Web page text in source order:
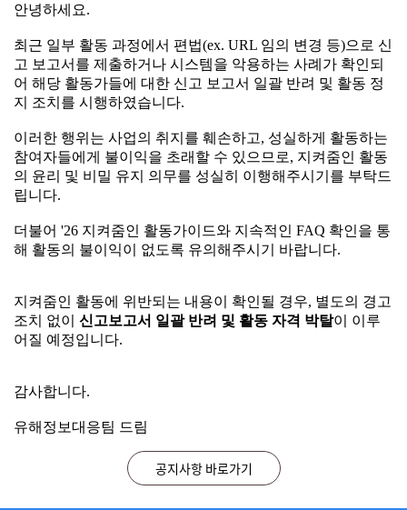
안녕하세요.
최근 일부 활동 과정에서 편법(ex. URL 임의 변경 등)으로 신
고 보고서를 제출하거나 시스템을 악용하는 사례가 확인되
어 해당 활동가들에 대한 신고 보고서 일괄 반려 및 활동 정
지 조치를 시행하였습니다.
이러한 행위는 사업의 취지를 훼손하고, 성실하게 활동하는
참여자들에게 불이익을 초래할 수 있으므로, 지켜줌인 활동
의 윤리 및 비밀 유지 의무를 성실히 이행해주시기를 부탁드
립니다.
더불어 '26 지켜줌인 활동가이드와 지속적인 FAQ 확인을 통
지켜줌인 활동에 위반되는 내용이 확인될 경우, 별도의 경고
조치 없이신고보고서 일괄 반려 및 활동 자격 박탈
감사합니다.
유해정보대응팀 드림
지켜줌인 활동 중 부정행위 적발 시 조치 안내
2026.07.29
★지켜줌인(人) 활동 시 지속적으로 FAQ 게시판을 확인해 주세요!
2026.03.23
시스템 오류 수정을 위한 SIMS 시스템 이용 일시중단 안내 ※ 26. 4. 15. (수) 18:00~18:10
2026.04.15
자주 묻는 질문(FAQ)
매체별 공식 URL 수집 방법 안내
디시인사이드 신고 유의사항 안내
지켜줌인 모니터링 사이트 안내
안녕하세요.
최근 일부 활동 과정에서 편법(ex. URL 임의 변경 등)으로 신
고 보고서를 제출하거나 시스템을 악용하는 사례가 확인되
어 해당 활동가들에 대한 신고 보고서 일괄 반려 및 활동 정
지 조치를 시행하였습니다.
이러한 행위는 사업의 취지를 훼손하고, 성실하게 활동하는
참여자들에게 불이익을 초래할 수 있으므로, 지켜줌인 활동
의 윤리 및 비밀 유지 의무를 성실히 이행해주시기를 부탁드
립니다.
더불어 '26 지켜줌인 활동가이드와 지속적인 FAQ 확인을 통
해 활동의 불이익이 없도록 유의해주시기 바랍니다.
지켜줌인 활동에 위반되는 내용이 확인될 경우, 별도의 경고
조치 없이 신고보고서 일괄 반려 및 활동 자격 박탈이 이루
어질 예정입니다.
감사합니다.
유해정보대응팀 드림
공지사항 바로가기